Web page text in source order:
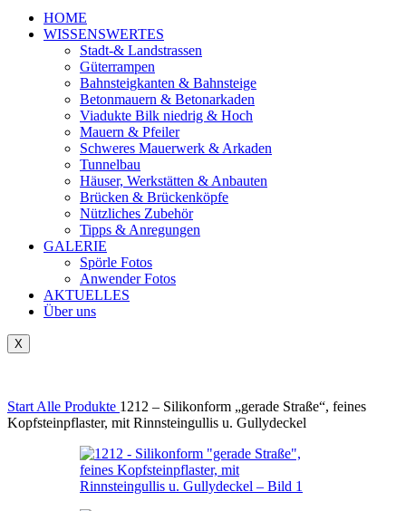
HOME
WISSENSWERTES
Stadt-& Landstrassen
Güterrampen
Bahnsteigkanten & Bahnsteige
Betonmauern & Betonarkaden
Viadukte Bilk niedrig & Hoch
Mauern & Pfeiler
Schweres Mauerwerk & Arkaden
Tunnelbau
Häuser, Werkstätten & Anbauten
Brücken & Brückenköpfe
Nützliches Zubehör
Tipps & Anregungen
GALERIE
Spörle Fotos
Anwender Fotos
AKTUELLES
Über uns
X
Start Alle Produkte 1212 – Silikonform „gerade Straße“, feines
Kopfsteinpflaster, mit Rinnsteingullis u. Gullydeckel